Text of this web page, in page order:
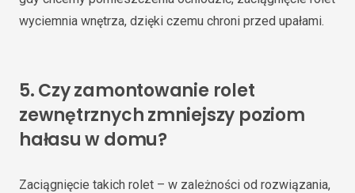
wyciemnia wnętrza, dzięki czemu chroni przed upałami.
5.Czy zamontowanie rolet
zewnętrznych zmniejszy poziom
hałasu w domu?
Zaciągnięcie takich rolet – w zależności od rozwiązania,